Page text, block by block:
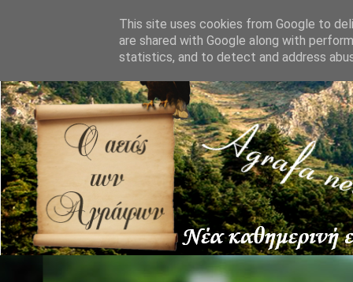
This site uses cookies from Google to
are shared with Google along with
statistics, and to detect and address